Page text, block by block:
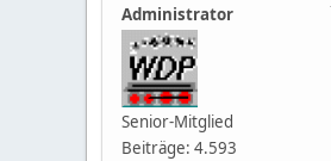
Administrator
Senior-Mitglied
Beiträge: 4.593